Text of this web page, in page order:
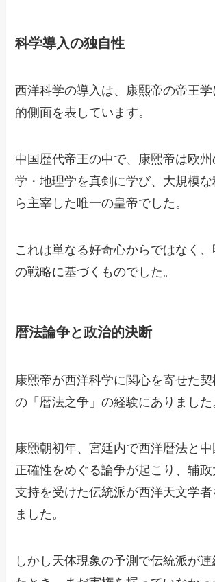
科学導入の独自性
西洋科学の導入は、康熙帝の帝王学
的側面を表しています。
中国歴代帝王の中で、康熙帝は欧
学・地理学を真剣に学び、大規模な
ら主宰した唯一の皇帝でした。
これは単なる好奇心からではなく
の戦略に基づくものでした。
暦法論争と政治的決断
康熙帝が西洋科学に関心を寄せた
の「暦法之争」の経験にありました
康熙朝初年、宮廷内で西洋暦法と
正確性をめぐる論争が起こり、辅
支持を受けた伝統派が西洋天文学
ました。
しかし天体現象の予測で伝統派が